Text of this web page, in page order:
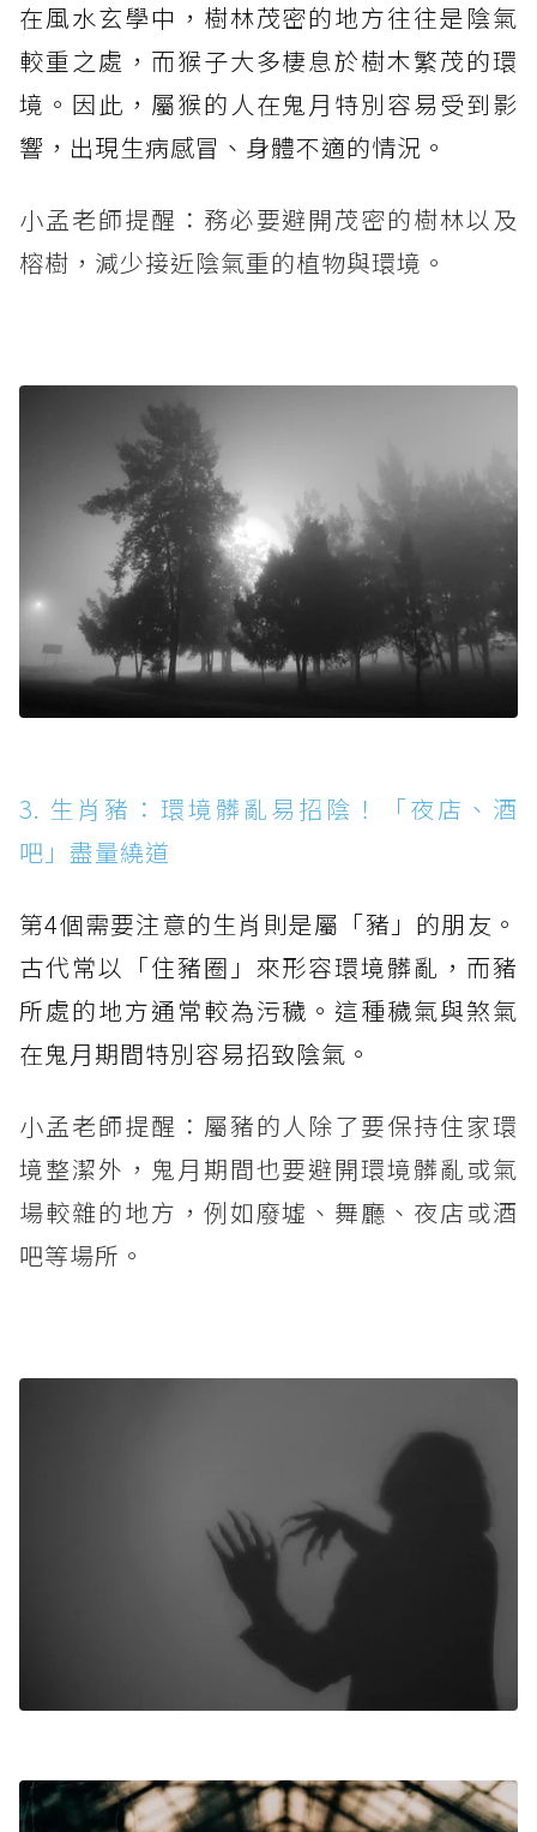
在風水玄學中，樹林茂密的地方往往是陰氣
較重之處，而猴子大多棲息於樹木繁茂的環
境。因此，屬猴的人在鬼月特別容易受到影
響，出現生病感冒、身體不適的情況。
小孟老師提醒：務必要避開茂密的樹林以及
榕樹，減少接近陰氣重的植物與環境。
3. 生肖豬：環境髒亂易招陰！「夜店、酒
吧」盡量繞道
第4個需要注意的生肖則是屬「豬」的朋友。
古代常以「住豬圈」來形容環境髒亂，而豬
所處的地方通常較為污穢。這種穢氣與煞氣
在鬼月期間特別容易招致陰氣。
小孟老師提醒：屬豬的人除了要保持住家環
境整潔外，鬼月期間也要避開環境髒亂或氣
場較雜的地方，例如廢墟、舞廳、夜店或酒
吧等場所。